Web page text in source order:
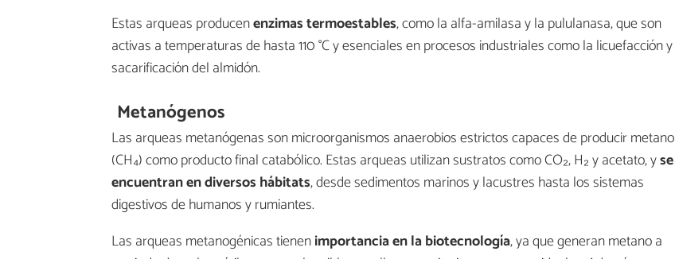
Estas arqueas producenenzimas termoestables, como la alfa-amilasa y la pululanasa, que son
activas a temperaturas de hasta 110 °C y esenciales en procesos industriales como la licuefacción y
sacarificación del almidón.
Metanógenos
Las arqueas metanógenas son microorganismos anaerobios estrictos capaces de producir metano
(CH₄) como producto final catabólico. Estas arqueas utilizan sustratos como CO₂, H₂ y acetato, yse
encuentran en diversos hábitats, desde sedimentos marinos y lacustres hasta los sistemas
digestivos de humanos y rumiantes.
Las arqueas metanogénicas tienenimportancia en la biotecnología, ya que generan metano a